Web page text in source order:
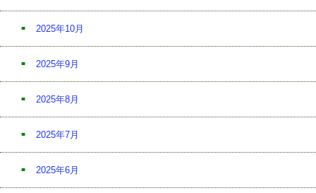
2025年10月
2025年9月
2025年8月
2025年7月
2025年6月